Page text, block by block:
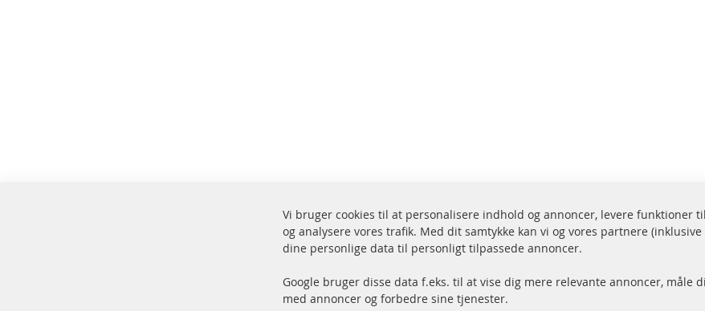
Forsendelse inden for 24 timer
Varer på lager
Alle dele er
Hurtige links
Vi bruger cookies til at personalisere indhold og annoncer, levere funktioner
og analysere vores trafik. Med dit samtykke kan vi og vores partnere (inklusive
dine personlige data til personligt tilpassede annoncer.
Google bruger disse data f.eks. til at vise dig mere relevante annoncer, måle
med annoncer og forbedre sine tjenester.